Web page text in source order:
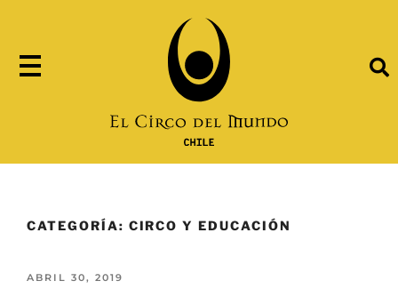
CATEGORÍA: CIRCO Y EDUCACIÓN
ABRIL 30, 2019